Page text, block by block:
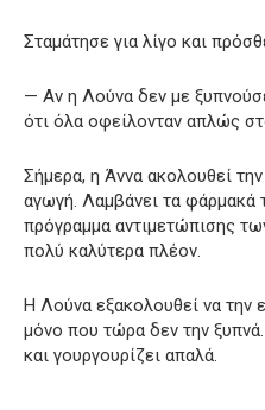
Σταμάτησε για λίγο και
— Αν η Λούνα δεν με
ότι όλα οφείλονταν απλώς
Σήμερα, η Άννα ακολουθεί
αγωγή. Λαμβάνει τα φάρμακά
πρόγραμμα αντιμετώπισης
πολύ καλύτερα πλέον.
Η Λούνα εξακολουθεί να την
μόνο που τώρα δεν την
και γουργουρίζει απαλά.